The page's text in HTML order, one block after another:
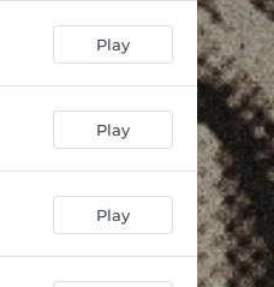
Play
Play
Play